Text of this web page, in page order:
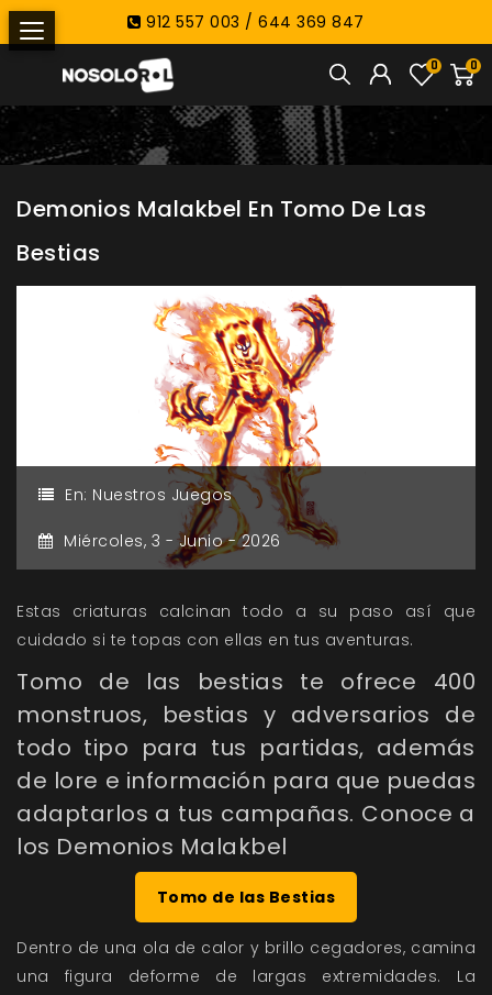
912 557 003 / 644 369 847
0
0
Demonios Malakbel En Tomo De Las
Bestias
En: Nuestros Juegos
Miércoles, 3 -Junio -2026
Estas criaturas calcinan todo a su paso así que
cuidado si te topas con ellas en tus aventuras.
Tomo de las bestias te ofrece 400
monstruos, bestias y adversarios de
todo tipo para tus partidas, además
de lore e información para que puedas
adaptarlos a tus campañas. Conoce a
los Demonios Malakbel
Tomo de las Bestias
Dentro de una ola de calor y brillo cegadores, camina
una figura deforme de largas extremidades. La